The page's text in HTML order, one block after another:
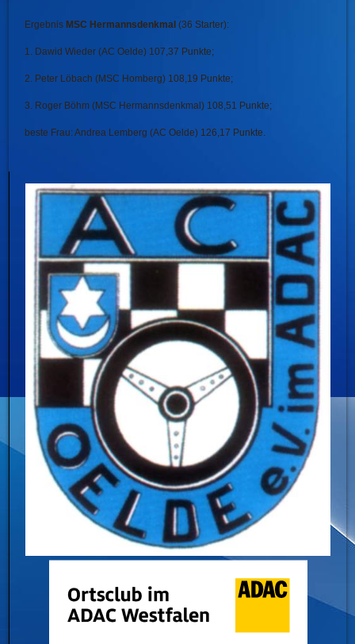
Ergebnis MSC Hermannsdenkmal(36 Starter):
1. Dawid Wieder (AC Oelde) 107,37 Punkte;
2. Peter Löbach (MSC Homberg) 108,19 Punkte;
3. Roger Böhm (MSC Hermannsdenkmal) 108,51 Punkte;
beste Frau: Andrea Lemberg (AC Oelde) 126,17 Punkte.